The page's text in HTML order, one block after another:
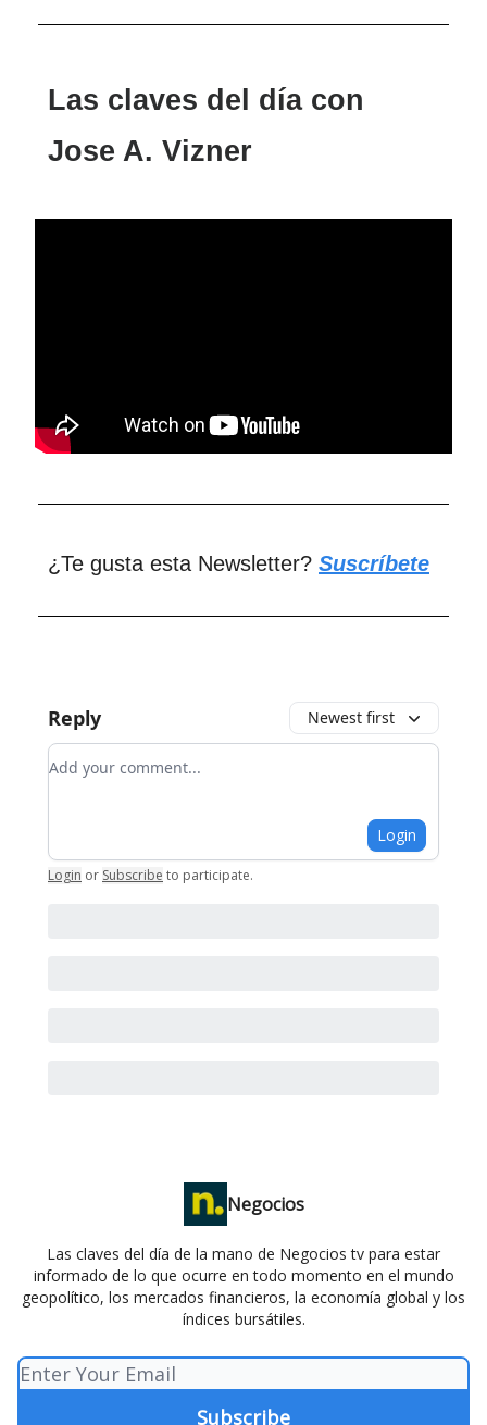
Las claves del día con
Jose A. Vizner
¿Te gusta esta Newsletter? Suscríbete
Reply Newest first
Add your comment
Login
Login or Subscribe to participate.
Negocios
Las claves del día de la mano de Negocios tv para estar
informado de lo que ocurre en todo momento en el mundo
geopolítico, los mercados financieros, la economía global y los
índices bursátiles.